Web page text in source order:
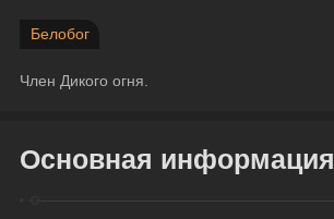
Белобог
Член Дикого огня.
Основная информация